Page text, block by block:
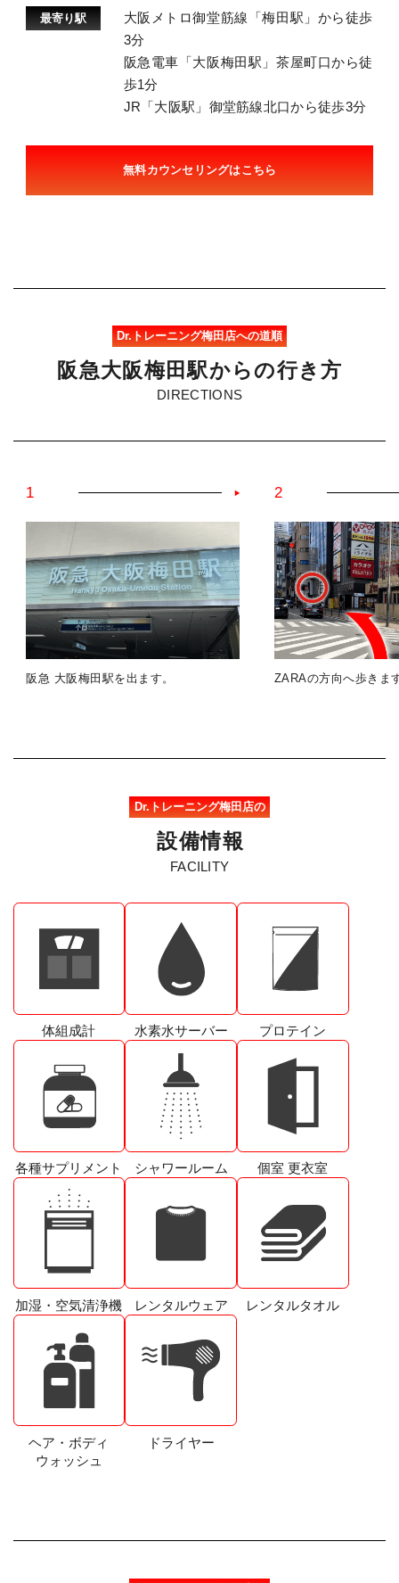
最寄り駅
大阪メトロ御堂筋線「梅田駅」から徒歩
3分
阪急電車「大阪梅田駅」茶屋町口から徒
歩1分
JR「大阪駅」御堂筋線北口から徒歩3分
無料カウンセリングはこちら
Dr.トレーニング梅田店への道順
阪急大阪梅田駅からの行き方
DIRECTIONS
1 2
阪急 大阪梅田駅を出ます。 ZARAの方向へ歩きま
Dr.トレーニング梅田店の
設備情報
FACILITY
体組成計 水素水サーバー プロテイン
各種サプリメント シャワールーム 個室 更衣室
加湿・空気清浄機 レンタルウェア レンタルタオル
ヘア・ボディ
ウォッシュ
ドライヤー